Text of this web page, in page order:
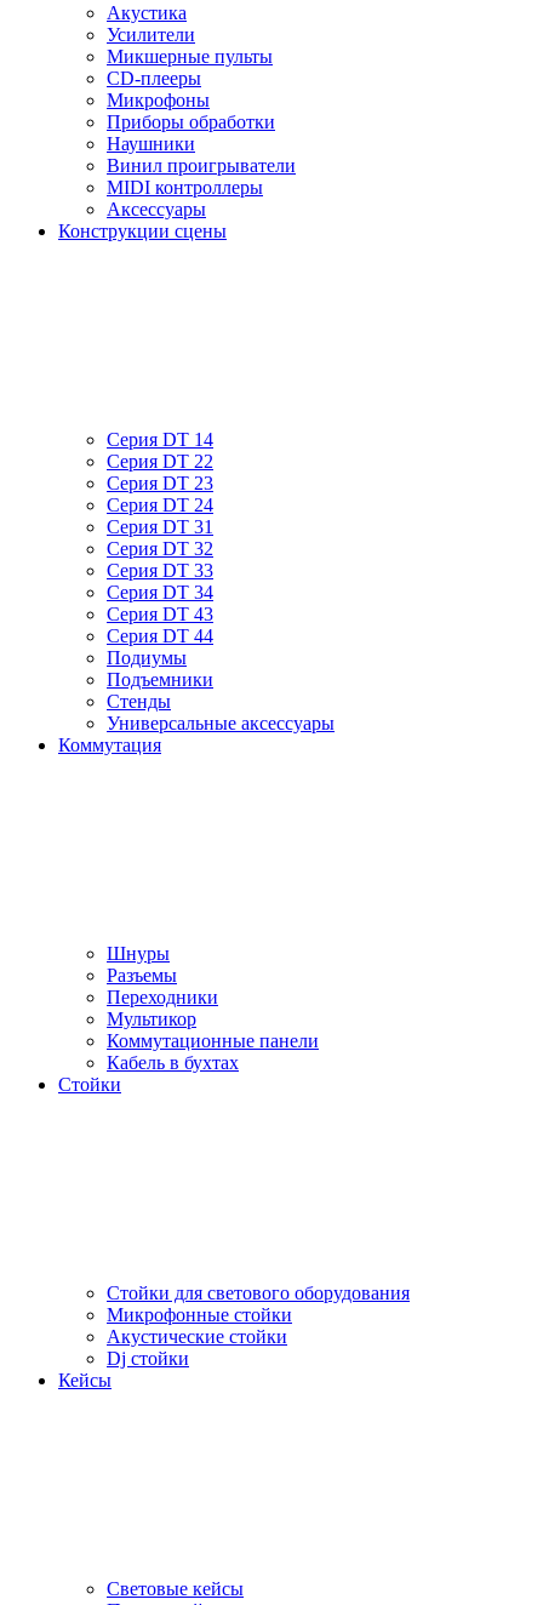
Акустика
Усилители
Микшерные пульты
CD-плееры
Микрофоны
Приборы обработки
Наушники
Винил проигрыватели
MIDI контроллеры
Аксессуары
Конструкции сцены
Серия DT 14
Серия DT 22
Серия DT 23
Серия DT 24
Серия DT 31
Серия DT 32
Серия DT 33
Серия DT 34
Серия DT 43
Серия DT 44
Подиумы
Подъемники
Стенды
Универсальные аксессуары
Коммутация
Шнуры
Разъемы
Переходники
Мультикор
Коммутационные панели
Кабель в бухтах
Стойки
Стойки для светового оборудования
Микрофонные стойки
Акустические стойки
Dj стойки
Кейсы
Световые кейсы